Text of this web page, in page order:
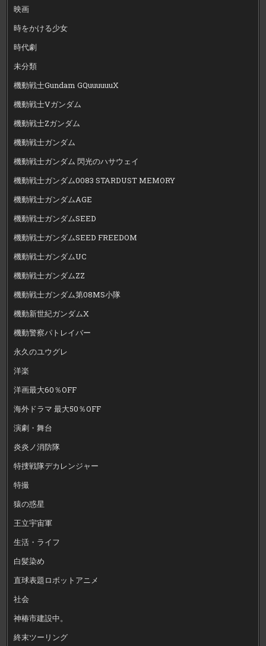
映画
時をかける少女
時代劇
未分類
機動戦士Gundam GQuuuuuuX
機動戦士Vガンダム
機動戦士Zガンダム
機動戦士ガンダム
機動戦士ガンダム 閃光のハサウェイ
機動戦士ガンダム0083 STARDUST MEMORY
機動戦士ガンダムAGE
機動戦士ガンダムSEED
機動戦士ガンダムSEED FREEDOM
機動戦士ガンダムUC
機動戦士ガンダムZZ
機動戦士ガンダム第08MS小隊
機動新世紀ガンダムX
機動警察パトレイバー
永久のユウグレ
洋楽
洋画最大60％OFF
海外ドラマ 最大50％OFF
演劇・舞台
炎炎ノ消防隊
特捜戦隊デカレンジャー
特撮
猿の惑星
王立宇宙軍
生活・ライフ
白髪染め
直球表題ロボットアニメ
社会
神椿市建設中。
終末ツーリング